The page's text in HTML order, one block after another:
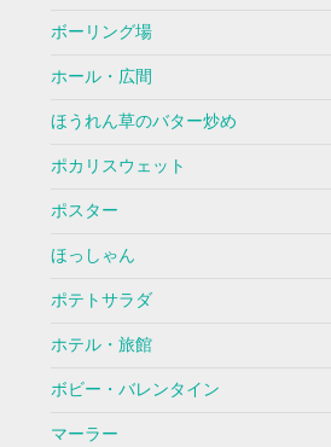
ボーリング場
ホール・広間
ほうれん草のバター炒め
ポカリスウェット
ポスター
ほっしゃん
ポテトサラダ
ホテル・旅館
ボビー・バレンタイン
マーラー